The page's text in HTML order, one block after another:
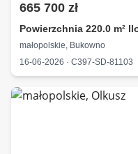
665 700 zł
Powierzchnia 220.0 m²
małopolskie, Bukowno
16-06-2026 · C397-SD-81103